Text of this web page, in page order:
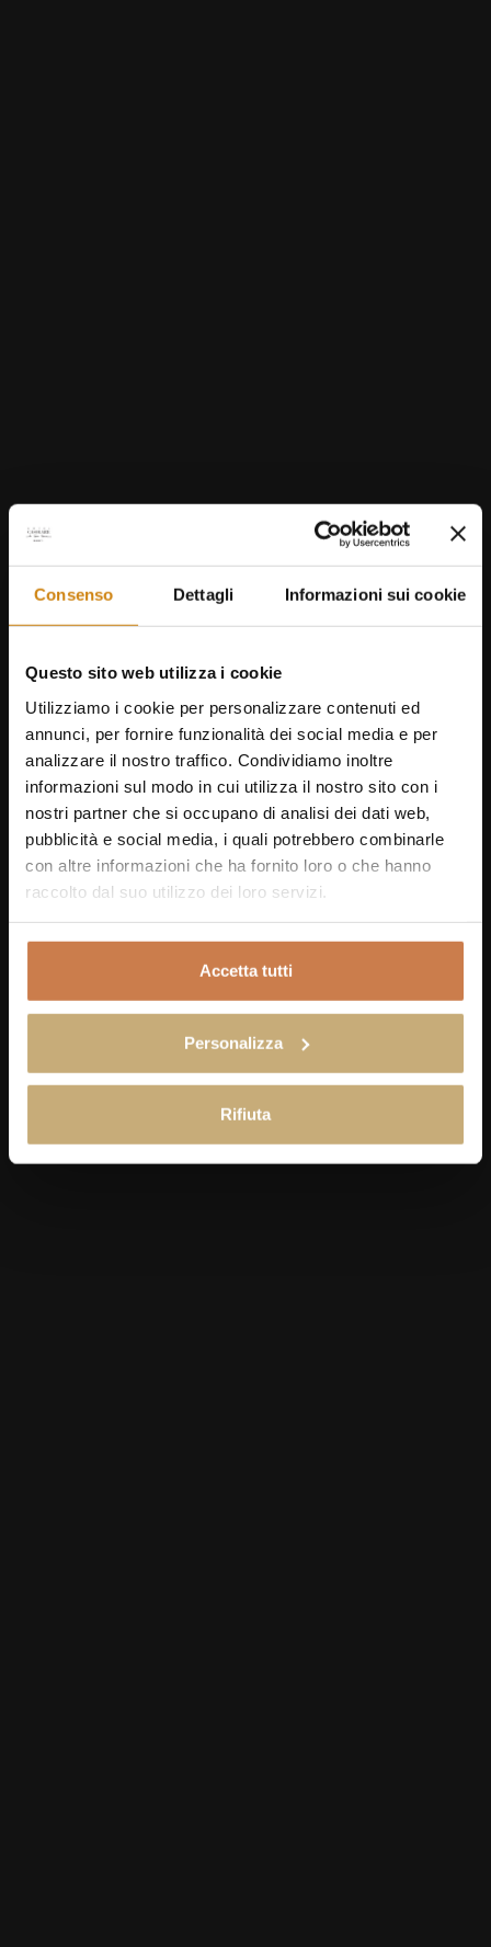
Consenso Dettagli Informazioni sui cookie
Questo sito web utilizza i cookie
Utilizziamo i cookie per personalizzare contenuti ed
annunci, per fornire funzionalità dei social media e per
analizzare il nostro traffico. Condividiamo inoltre
informazioni sul modo in cui utilizza il nostro sito con i
nostri partner che si occupano di analisi dei dati web,
pubblicità e social media, i quali potrebbero combinarle
con altre informazioni che ha fornito loro o che hanno
raccolto dal suo utilizzo dei loro servizi.
Accetta tutti
Personalizza
Rifiuta
CAFÉ